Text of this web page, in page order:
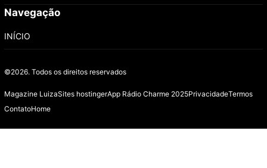
Navegação
INÍCIO
©2026. Todos os direitos reservados
Magazine LuizaSites hostingerApp Rádio Charme 2025PrivacidadeTermos
ContatoHome